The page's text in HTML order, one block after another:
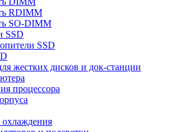
RDIMM
SO-DIMM
SSD
SSD
жестких дисков и док-станции
процессора